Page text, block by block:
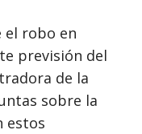
el robo en
previsión del
de la
sobre la
estos